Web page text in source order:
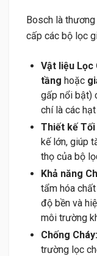
Bosch là
cấp các bộ lọc
Vật liệu Lọc
tầng hoặc
gấp nổi bật)
chí là các
Thiết kế Tối
kế lớn, giúp
thọ của bộ
Khả năng
tẩm hóa
độ bền và
môi trường
Chống Cháy:
trường lọc